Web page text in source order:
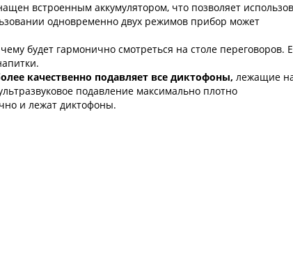
встроенным аккумулятором, что позволяет
одновременно двух режимов прибор может
будет гармонично смотреться на столе переговоров.
качественно подавляет все диктофоны, лежащие
подавление максимально плотно
и лежат диктофоны.